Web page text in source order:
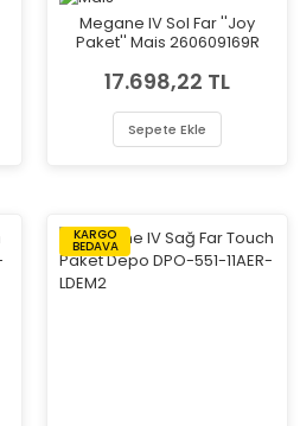
Megane IV Sol Far ''Joy
Paket'' Mais 260609169R
17.698,22 TL
Sepete Ekle
KARGO
BEDAVA